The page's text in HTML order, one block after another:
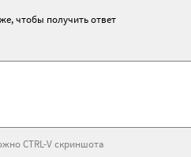
чтобы получить ответ
CTRL-V скриншота